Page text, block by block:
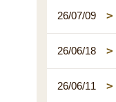
26/07/09
26/06/18
26/06/11